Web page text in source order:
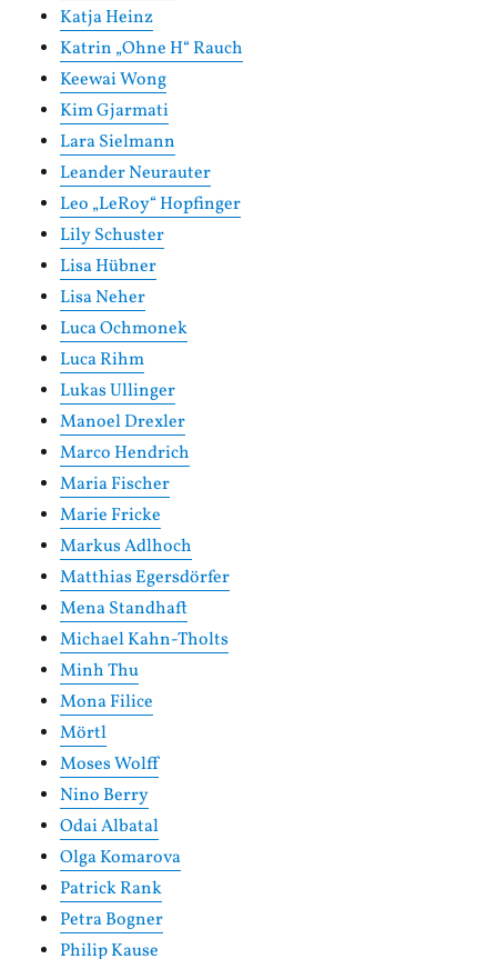
Katja Heinz
Katrin „Ohne H“ Rauch
Keewai Wong
Kim Gjarmati
Lara Sielmann
Leander Neurauter
Leo „LeRoy“ Hopfinger
Lily Schuster
Lisa Hübner
Lisa Neher
Luca Ochmonek
Luca Rihm
Lukas Ullinger
Manoel Drexler
Marco Hendrich
Maria Fischer
Marie Fricke
Markus Adlhoch
Matthias Egersdörfer
Mena Standhaft
Michael Kahn-Tholts
Minh Thu
Mona Filice
Mörtl
Moses Wolff
Nino Berry
Odai Albatal
Olga Komarova
Patrick Rank
Petra Bogner
Philip Kause